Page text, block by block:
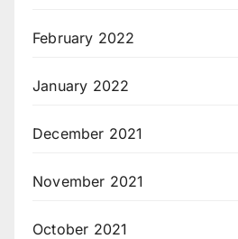
February 2022
January 2022
December 2021
November 2021
October 2021